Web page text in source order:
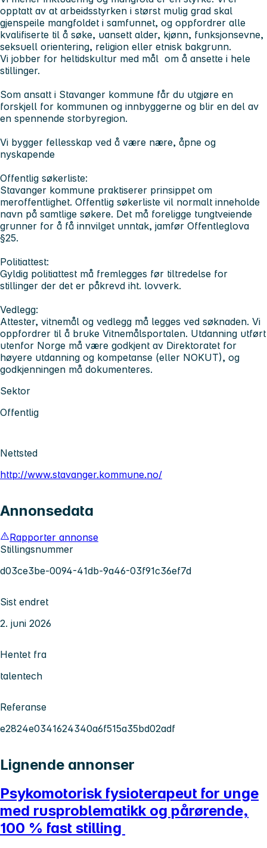
opptatt av at arbeidsstyrken i størst mulig grad skal
gjenspeile mangfoldet i samfunnet, og oppfordrer alle
kvalifiserte til å søke, uansett alder, kjønn, funksjonsevne,
seksuell orientering, religion eller etnisk bakgrunn.
Vi jobber for heltidskultur med mål om å ansette i hele
stillinger.
Som ansatt i Stavanger kommune får du utgjøre en
forskjell for kommunen og innbyggerne og blir en del av
en spennende storbyregion.
Vi bygger fellesskap ved å være nære, åpne og
nyskapende
Offentlig søkerliste:
Stavanger kommune praktiserer prinsippet om
meroffentlighet. Offentlig søkerliste vil normalt inneholde
navn på samtlige søkere. Det må foreligge tungtveiende
grunner for å få innvilget unntak, jamfør Offentleglova
§25.
Politiattest:
Gyldig politiattest må fremlegges før tiltredelse for
stillinger der det er påkrevd iht. lovverk.
Vedlegg:
Attester, vitnemål og vedlegg må legges ved søknaden. Vi
oppfordrer til å bruke Vitnemålsportalen. Utdanning utført
utenfor Norge må være godkjent av Direktoratet for
høyere utdanning og kompetanse (eller NOKUT), og
godkjenningen må dokumenteres.
Sektor
Offentlig
Nettsted
http://www.stavanger.kommune.no/
Annonsedata
Rapporter annonse
Stillingsnummer
d03ce3be-0094-41db-9a46-03f91c36ef7d
Sist endret
2. juni 2026
Hentet fra
talentech
Referanse
e2824e0341624340a6f515a35bd02adf
Lignende annonser
Psykomotorisk fysioterapeut for unge
med rusproblematikk og pårørende,
100 % fast stilling